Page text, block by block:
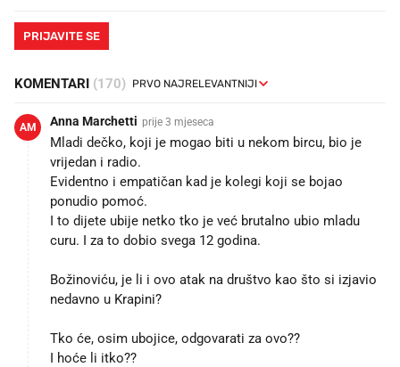
PRIJAVITE SE
KOMENTARI (170)
AM Anna Marchetti prije 3 mjeseca
Mladi dečko, koji je mogao biti u nekom bircu, bio je
vrijedan i radio.
Evidentno i empatičan kad je kolegi koji se bojao
ponudio pomoć.
I to dijete ubije netko tko je već brutalno ubio mladu
curu. I za to dobio svega 12 godina.
Božinoviću, je li i ovo atak na društvo kao što si izjavio
nedavno u Krapini?
Tko će, osim ubojice, odgovarati za ovo??
I hoće li itko??